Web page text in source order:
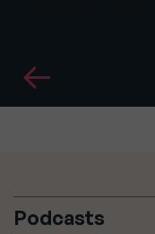
Podcasts